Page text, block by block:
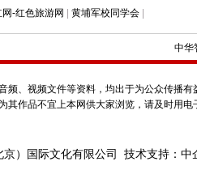
网-红色旅游网 黄埔军校同学会
中华
、视频文件等资料，均出于为公众传播
其作品不宜上本网供大家浏览，请及时用
京）国际文化有限公司 技术支持：